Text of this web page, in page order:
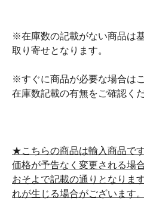
※在庫数の記載がない商品は
取り寄せとなります。
※すぐに商品が必要な場合は
在庫数記載の有無をご確認くだ
★こちらの商品は輸入商品で
価格が予告なく変更される場
おそよで記載の通りとなりま
れが生じる場合がございます